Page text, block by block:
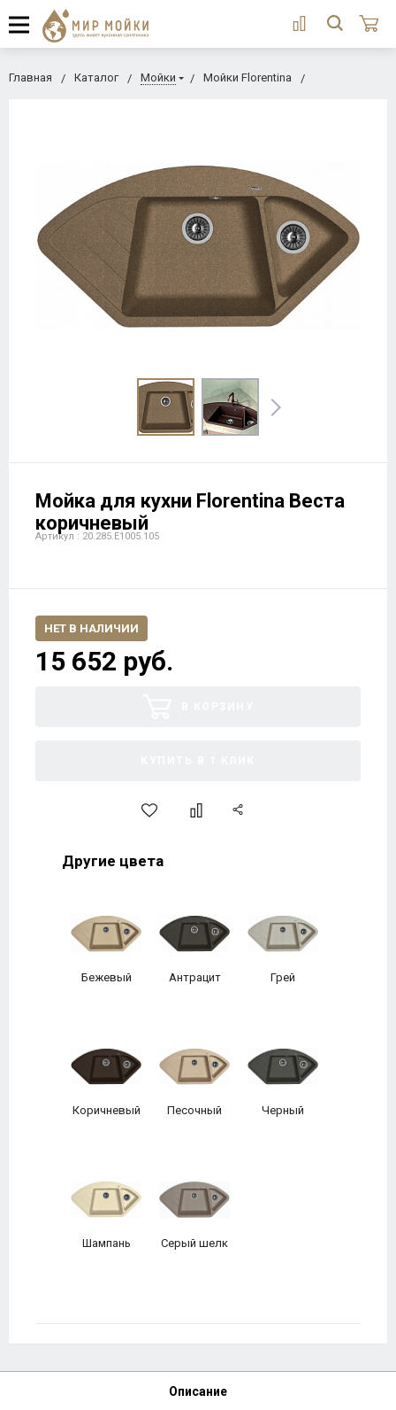
Главная Каталог Мойки Мойки Florentina
Мойка для кухни Florentina Веста
коричневый
Артикул : 20.285.E1005.105
НЕТ В НАЛИЧИИ
15 652 руб.
Другие цвета
Бежевый Антрацит Грей
Коричневый Песочный Черный
Шампань Серый шелк
Описание